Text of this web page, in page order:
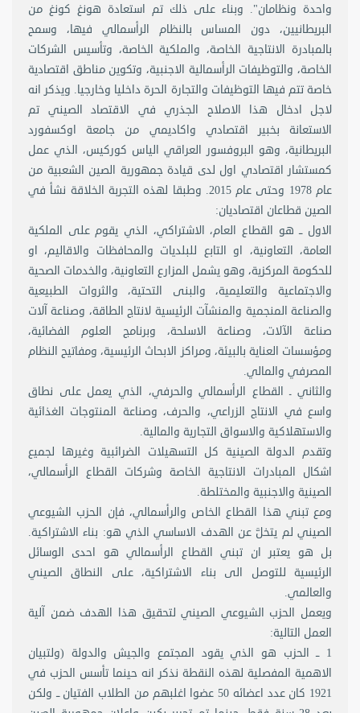
واحدة ونظامان". وبناء على ذلك تم استعادة هونغ كونغ من
البريطانيين، دون المساس بالنظام الرأسمالي فيها، وسمح
بالمبادرة الانتاجية الخاصة، والملكية الخاصة، وتأسيس الشركات
الخاصة، والتوظيفات الرأسمالية الاجنبية، وتكوين مناطق اقتصادية
خاصة تتم فيها التوظيفات والتجارة الحرة داخليا وخارجيا. ويذكر انه
لاجل ادخال هذا الاصلاح الجذري في الاقتصاد الصيني تم
الاستعانة بخبير اقتصادي واكاديمي من جامعة اوكسفورد
البريطانية، وهو البروفسور العراقي الياس كوركيس، الذي عمل
كمستشار اقتصادي اول لدى قيادة جمهورية الصين الشعبية من
عام 1978 وحتى عام 2015. وطبقا لهذه التجربة الخلاقة نشأ في
الصين قطاعان اقتصاديان:
الاول ــ هو القطاع العام، الاشتراكي، الذي يقوم على الملكية
العامة، التعاونية، او التابع للبلديات والمحافظات والاقاليم، او
للحكومة المركزية، وهو يشمل المزارع التعاونية، والخدمات الصحية
والاجتماعية والتعليمية، والبنى التحتية، والثروات الطبيعية
والصناعة المنجمية والمنشآت الرئيسية لانتاج الطاقة، وصناعة آلات
صناعة الآلات، وصناعة الاسلحة، وبرنامج العلوم الفضائية،
ومؤسسات العناية بالبيئة، ومراكز الابحاث الرئيسية، ومفاتيح النظام
المصرفي والمالي.
والثاني ـ القطاع الرأسمالي والحرفي، الذي يعمل على نطاق
واسع في الانتاج الزراعي، والحرف، وصناعة المنتوجات الغذائية
والاستهلاكية والاسواق التجارية والمالية.
وتقدم الدولة الصينية كل التسهيلات الضرائبية وغيرها لجميع
اشكال المبادرات الانتاجية الخاصة وشركات القطاع الرأسمالي،
الصينية والاجنبية والمختلطة.
ومع تبني هذا القطاع الخاص والرأسمالي، فإن الحزب الشيوعي
الصيني لم يتخلَّ عن الهدف الاساسي الذي هو: بناء الاشتراكية.
بل هو يعتبر ان تبني القطاع الرأسمالي هو احدى الوسائل
الرئيسية للتوصل الى بناء الاشتراكية، على النطاق الصيني
والعالمي.
ويعمل الحزب الشيوعي الصيني لتحقيق هذا الهدف ضمن آلية
العمل التالية:
1 ــ الحزب هو الذي يقود المجتمع والجيش والدولة (ولتبيان
الاهمية المفصلية لهذه النقطة نذكر انه حينما تأسس الحزب في
1921 كان عدد اعضائه 50 عضوا اغلبهم من الطلاب الفتيان ــ ولكن